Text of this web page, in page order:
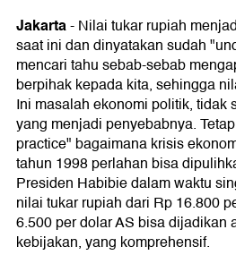
Jakarta-Nilai tukar rupiah
saat ini dan dinyatakan sudah
mencari tahu sebab-sebab
berpihak kepada kita, sehingga
Ini masalah ekonomi politik, tidak
yang menjadi penyebabnya.
practice" bagaimana krisis
tahun 1998 perlahan bisa
Presiden Habibie dalam waktu
nilai tukar rupiah dari Rp 16.800
6.500 per dolar AS bisa dijadikan
kebijakan, yang komprehensif.